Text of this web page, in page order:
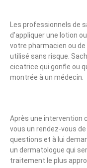
Les professionnels de
d’appliquer une lotion
votre pharmacien ou
utilisé sans risque.
cicatrice qui gonfle ou
montrée à un médecin.
Après une intervention
vous un rendez-vous
questions et à lui
un dermatologue qui
traitement le plus